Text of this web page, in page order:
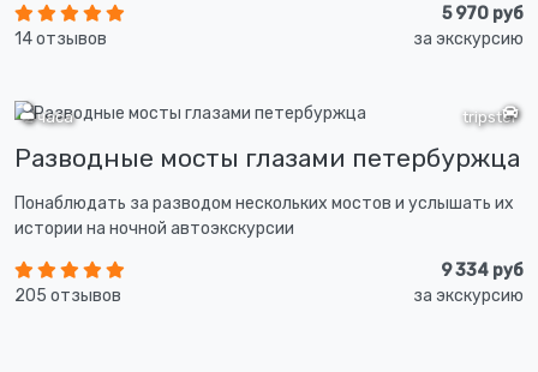
14 отзывов
5 970 руб
за экскурсию
tripster
2 часа
Разводные мосты глазами петербуржца
Понаблюдать за разводом нескольких мостов и услышать их
истории на ночной автоэкскурсии
205 отзывов
9 334 руб
за экскурсию